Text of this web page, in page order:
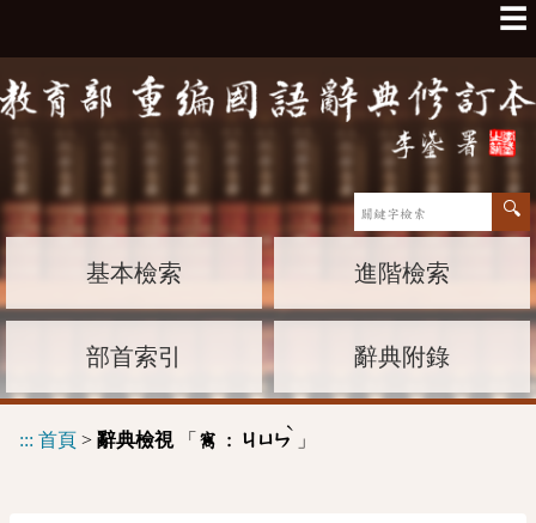
☰
基本檢索 進階檢索
部首索引 辭典附錄
::: 首頁 > 辭典檢視「 寯 : ㄐㄩㄣ
ˋ
」